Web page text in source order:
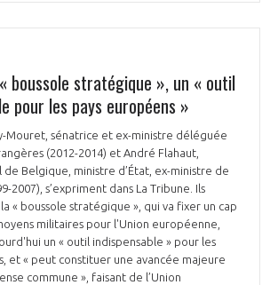
boussole stratégique », un « outil
pour les pays européens »
Mouret, sénatrice et ex-ministre déléguée
(2012-2014) et André Flahaut,
Belgique, ministre d’État, ex-ministre de
2007), s’expriment dans La Tribune. Ils
« boussole stratégique », qui va fixer un cap
militaires pour l'Union européenne,
un « outil indispensable » pour les
et « peut constituer une avancée majeure
commune », faisant de l’Union